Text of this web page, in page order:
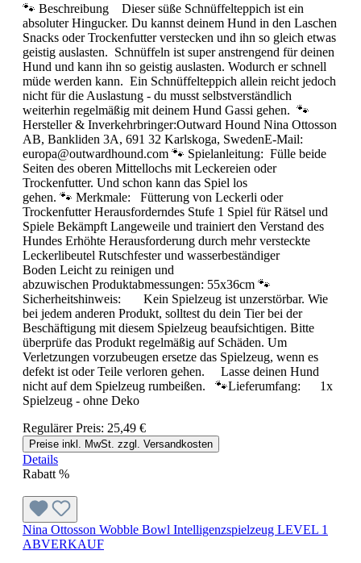
🐾 Beschreibung Dieser süße Schnüffelteppich ist ein
absoluter Hingucker. Du kannst deinem Hund in den Laschen
Snacks oder Trockenfutter verstecken und ihn so gleich etwas
geistig auslasten. Schnüffeln ist super anstrengend für deinen
Hund und kann ihn so geistig auslasten. Wodurch er schnell
müde werden kann. Ein Schnüffelteppich allein reicht jedoch
nicht für die Auslastung - du musst selbstverständlich
weiterhin regelmäßig mit deinem Hund Gassi gehen. 🐾
Hersteller & Inverkehrbringer:Outward Hound Nina Ottosson
AB, Bankliden 3A, 691 32 Karlskoga, SwedenE-Mail:
europa@outwardhound.com 🐾 Spielanleitung: Fülle beide
Seiten des oberen Mittellochs mit Leckereien oder
Trockenfutter. Und schon kann das Spiel los
gehen. 🐾 Merkmale: Fütterung von Leckerli oder
Trockenfutter Herausforderndes Stufe 1 Spiel für Rätsel und
Spiele Bekämpft Langeweile und trainiert den Verstand des
Hundes Erhöhte Herausforderung durch mehr versteckte
Leckerlibeutel Rutschfester und wasserbeständiger
Boden Leicht zu reinigen und
abzuwischen Produktabmessungen: 55x36cm 🐾
Sicherheitshinweis: Kein Spielzeug ist unzerstörbar. Wie
bei jedem anderen Produkt, solltest du dein Tier bei der
Beschäftigung mit diesem Spielzeug beaufsichtigen. Bitte
überprüfe das Produkt regelmäßig auf Schäden. Um
Verletzungen vorzubeugen ersetze das Spielzeug, wenn es
defekt ist oder Teile verloren gehen. Lasse deinen Hund
nicht auf dem Spielzeug rumbeißen. 🐾Lieferumfang: 1x
Spielzeug - ohne Deko
Regulärer Preis: 25,49 €
Preise inkl. MwSt. zzgl. Versandkosten
Details
Rabatt %
Nina Ottosson Wobble Bowl Intelligenzspielzeug LEVEL 1
ABVERKAUF